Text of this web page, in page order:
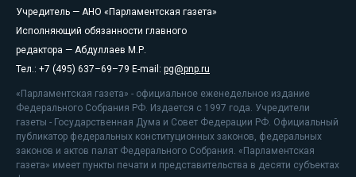
Учредитель — АНО «Парламентская газета»
Исполняющий обязанности главного
редактора — Абдуллаев М.Р.
Тел.: +7 (495) 637–69–79 E-mail: pg@pnp.ru
«Парламентская газета» - официальное еженедельное издание
Федерального Собрания РФ. Издается с 1997 года. Учредители
газеты - Государственная Дума и Совет Федерации РФ. Официальный
публикатор федеральных конституционных законов, федеральных
законов и актов палат Федерального Собрания. «Парламентская
газета» имеет пункты печати и представительства в десяти субъектах